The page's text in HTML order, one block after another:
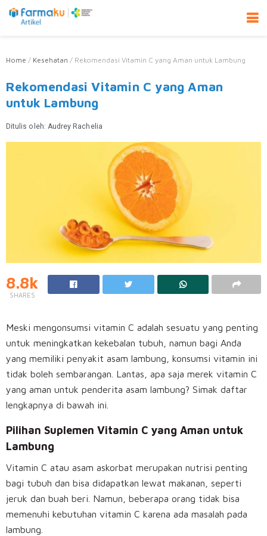
Home / Kesehatan / Rekomendasi Vitamin C yang Aman untuk Lambung
Rekomendasi Vitamin C yang Aman
untuk Lambung
Ditulis oleh: Audrey Rachelia
8.8k
SHARES
Meski mengonsumsi vitamin C adalah sesuatu yang penting
untuk meningkatkan kekebalan tubuh, namun bagi Anda
yang memiliki penyakit asam lambung, konsumsi vitamin ini
tidak boleh sembarangan. Lantas, apa saja merek vitamin C
yang aman untuk penderita asam lambung? Simak daftar
lengkapnya di bawah ini.
Pilihan Suplemen Vitamin C yang Aman untuk
Lambung
Vitamin C atau asam askorbat merupakan nutrisi penting
bagi tubuh dan bisa didapatkan lewat makanan, seperti
jeruk dan buah beri. Namun, beberapa orang tidak bisa
memenuhi kebutuhan vitamin C karena ada masalah pada
lambung.